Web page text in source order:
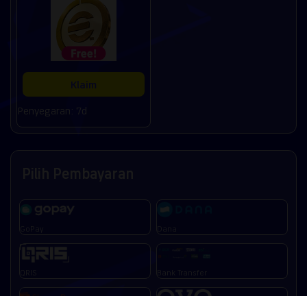
Klaim
Penyegaran: 7d